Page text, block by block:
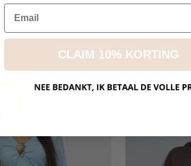
Email
CLAIM 10% KORTING